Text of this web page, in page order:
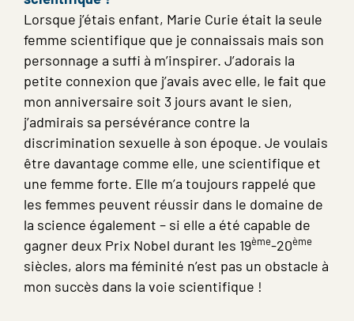
Lorsque j’étais enfant, Marie Curie était la seule
femme scientifique que je connaissais mais son
personnage a suffi à m’inspirer. J’adorais la
petite connexion que j’avais avec elle, le fait que
mon anniversaire soit 3 jours avant le sien,
j’admirais sa persévérance contre la
discrimination sexuelle à son époque. Je voulais
être davantage comme elle, une scientifique et
une femme forte. Elle m’a toujours rappelé que
les femmes peuvent réussir dans le domaine de
la science également – si elle a été capable de
gagner deux Prix Nobel durant les 19ème-20ème
siècles, alors ma féminité n’est pas un obstacle à
mon succès dans la voie scientifique !